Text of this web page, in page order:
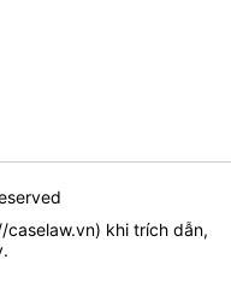
caselaw.vn) khi trích dẫn,